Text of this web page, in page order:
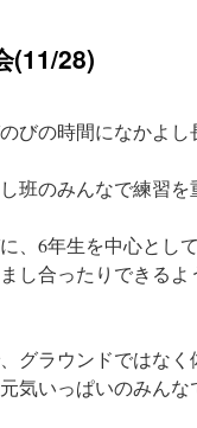
(11/28)
びの時間になかよし
班のみんなで練習を
、6年生を中心とし
し合ったりできる
グラウンドではな
気いっぱいのみんな